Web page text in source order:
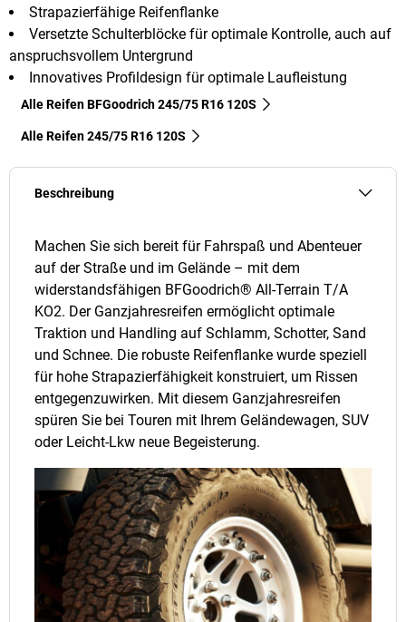
Strapazierfähige Reifenflanke
Versetzte Schulterblöcke für optimale Kontrolle, auch auf
anspruchsvollem Untergrund
Innovatives Profildesign für optimale Laufleistung
Alle Reifen BFGoodrich 245/75 R16 120S
Alle Reifen‎ 245/75 R16 120S
Beschreibung
Machen Sie sich bereit für Fahrspaß und Abenteuer
auf der Straße und im Gelände – mit dem
widerstandsfähigen BFGoodrich® All-Terrain T/A
KO2. Der Ganzjahresreifen ermöglicht optimale
Traktion und Handling auf Schlamm, Schotter, Sand
und Schnee. Die robuste Reifenflanke wurde speziell
für hohe Strapazierfähigkeit konstruiert, um Rissen
entgegenzuwirken. Mit diesem Ganzjahresreifen
spüren Sie bei Touren mit Ihrem Geländewagen, SUV
oder Leicht-Lkw neue Begeisterung.